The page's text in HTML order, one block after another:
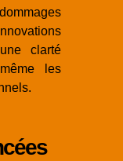
clarté
les